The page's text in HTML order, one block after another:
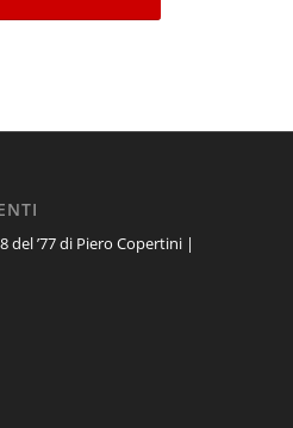
del ’77 di Piero Copertini |